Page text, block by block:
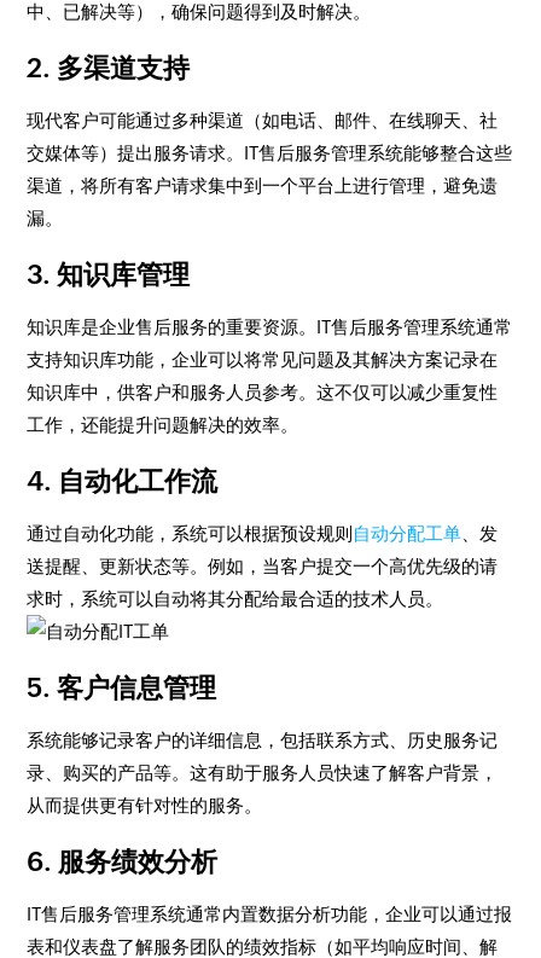
中、已解决等），确保问题得到及时解决。
2. 多渠道支持
现代客户可能通过多种渠道（如电话、邮件、在线聊天、社
交媒体等）提出服务请求。IT售后服务管理系统能够整合这些
渠道，将所有客户请求集中到一个平台上进行管理，避免遗
漏。
3.知识库管理
知识库是企业售后服务的重要资源。IT售后服务管理系统通常
支持知识库功能，企业可以将常见问题及其解决方案记录在
知识库中，供客户和服务人员参考。这不仅可以减少重复性
工作，还能提升问题解决的效率。
4. 自动化工作流
通过自动化功能，系统可以根据预设规则 自动分配工单 、发
送提醒、更新状态等。例如，当客户提交一个高优先级的请
求时，系统可以自动将其分配给最合适的技术人员。
5.客户信息管理
系统能够记录客户的详细信息，包括联系方式、历史服务记
录、购买的产品等。这有助于服务人员快速了解客户背景，
从而提供更有针对性的服务。
6. 服务绩效分析
IT售后服务管理系统通常内置数据分析功能，企业可以通过报
表和仪表盘了解服务团队的绩效指标（如平均响应时间、解